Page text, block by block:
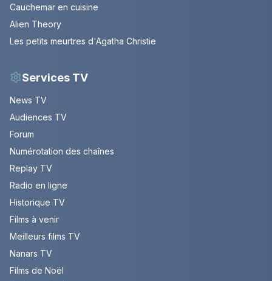
Cauchemar en cuisine
Alien Theory
Les petits meurtres d'Agatha Christie
Services TV
News TV
Audiences TV
Forum
Numérotation des chaînes
Replay TV
Radio en ligne
Historique TV
Films à venir
Meilleurs films TV
Nanars TV
Films de Noël